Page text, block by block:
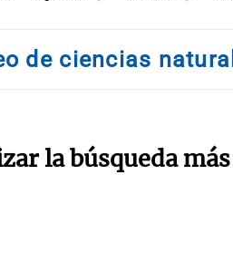
de ciencias
la búsqueda